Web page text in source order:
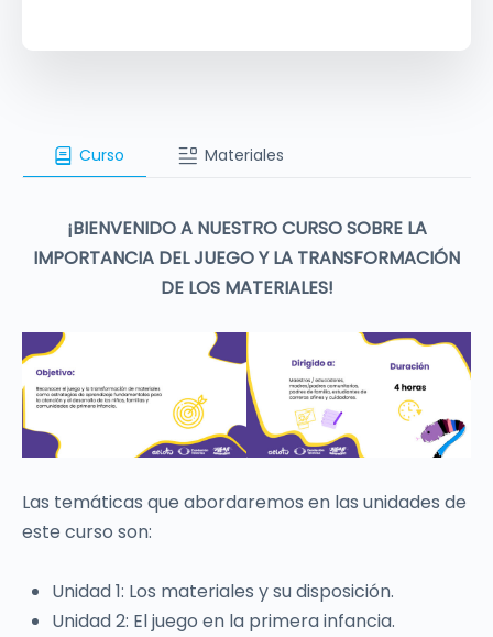
Curso Materiales
¡BIENVENIDO A NUESTRO CURSO SOBRE LA
IMPORTANCIA DEL JUEGO Y LA TRANSFORMACIÓN
DE LOS MATERIALES!
Las temáticas que abordaremos en las unidades de
este curso son:
Unidad 1: Los materiales y su disposición.
Unidad 2: El juego en la primera infancia.